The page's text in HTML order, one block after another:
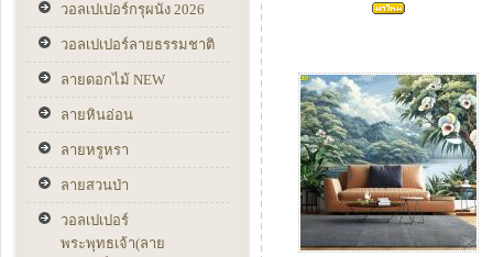
วอลเปเปอร์กรุผนัง 2026
วอลเปเปอร์ลายธรรมชาติ
ลายดอกไม้ NEW
ลายหินอ่อน
ลายหรูหรา
ลายสวนป่า
วอลเปเปอร์
พระพุทธเจ้า(ลาย